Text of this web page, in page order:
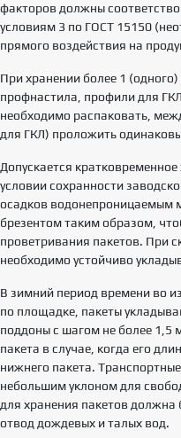
факторов должны
условиям 3 по ГОСТ 15150
прямого воздействия на
При хранении более 1
профнастила, профили для
необходимо распаковать,
для ГКЛ) проложить
Допускается
условии сохранности
осадков водонепроницаемым
брезентом таким образом,
проветривания пакетов. При
необходимо устойчиво
В зимний период времени во
по площадке, пакеты
поддоны с шагом не более 1,5
пакета в случае, когда его
нижнего пакета.
небольшим уклоном для
для хранения пакетов
отвод дождевых и талых вод.